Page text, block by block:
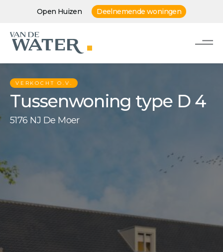
Open Huizen Deelnemende woningen
VERKOCHT O.V.
Tussenwoning type D 4
5176 NJ De Moer